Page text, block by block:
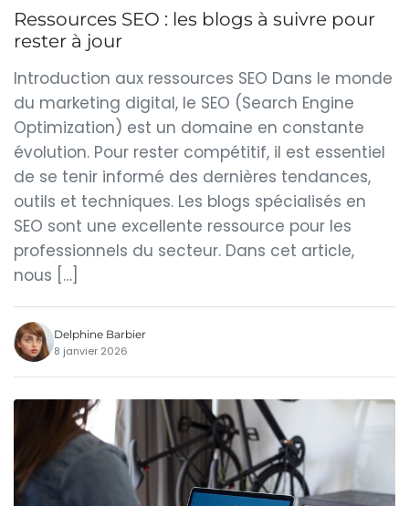
Ressources SEO : les blogs à suivre pour
rester à jour
Introduction aux ressources SEO Dans le monde
du marketing digital, le SEO (Search Engine
Optimization) est un domaine en constante
évolution. Pour rester compétitif, il est essentiel
de se tenir informé des dernières tendances,
outils et techniques. Les blogs spécialisés en
SEO sont une excellente ressource pour les
professionnels du secteur. Dans cet article,
nous […]
Delphine Barbier
8 janvier 2026